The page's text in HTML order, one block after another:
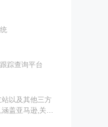
踪查询平台
以及其他三方
盖亚马逊,关键